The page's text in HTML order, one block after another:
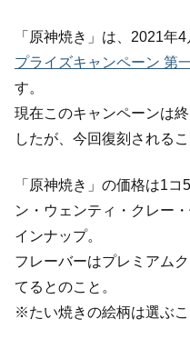
「原神焼き」は、2021年
プライズキャンペーン 第
す。
現在このキャンペーンは
したが、今回復刻される
「原神焼き」の価格は1
ン・ウェンティ・クレー
インナップ。
フレーバーはプレミアム
てるとのこと。
※たい焼きの絵柄は選ぶこ